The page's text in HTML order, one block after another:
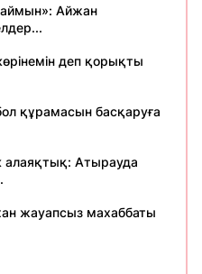
Айжан
деп қорықты
құрамасын басқаруға
алаяқтық: Атырауда
жауапсыз махаббаты